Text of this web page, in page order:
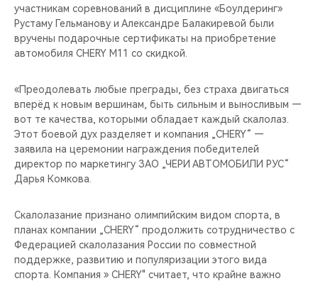
участникам соревнований в дисциплине «Боулдеринг»
Рустаму Гельманову и Александре Балакиревой были
вручены подарочные сертификаты на приобретение
автомобиля CHERY М11 со скидкой.
«Преодолевать любые преграды, без страха двигаться
вперёд к новым вершинам, быть сильным и выносливым —
вот те качества, которыми обладает каждый скалолаз.
Этот боевой дух разделяет и компания „CHERY“ —
заявила на церемонии награждения победителей
директор по маркетингу ЗАО „ЧЕРИ АВТОМОБИЛИ РУС“
Дарья Комкова.
Скалолазание признано олимпийским видом спорта, в
планах компании „CHERY“ продолжить сотрудничество с
Федерацией скалолазания России по совместной
поддержке, развитию и популяризации этого вида
спорта. Компания » CHERY" считает, что крайне важно